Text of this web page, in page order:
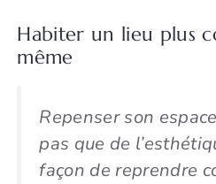
Habiter un lieu plus
même
Repenser son
pas que de
façon de reprendre